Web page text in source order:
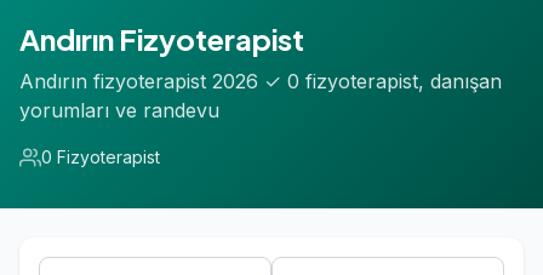
Andırın Fizyoterapist
Andırın fizyoterapist 2026 ✓ 0 fizyoterapist, danışan
yorumları ve randevu
0 Fizyoterapist